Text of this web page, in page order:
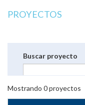
PROYECTOS
Buscar proyecto
Mostrando 0proyectos